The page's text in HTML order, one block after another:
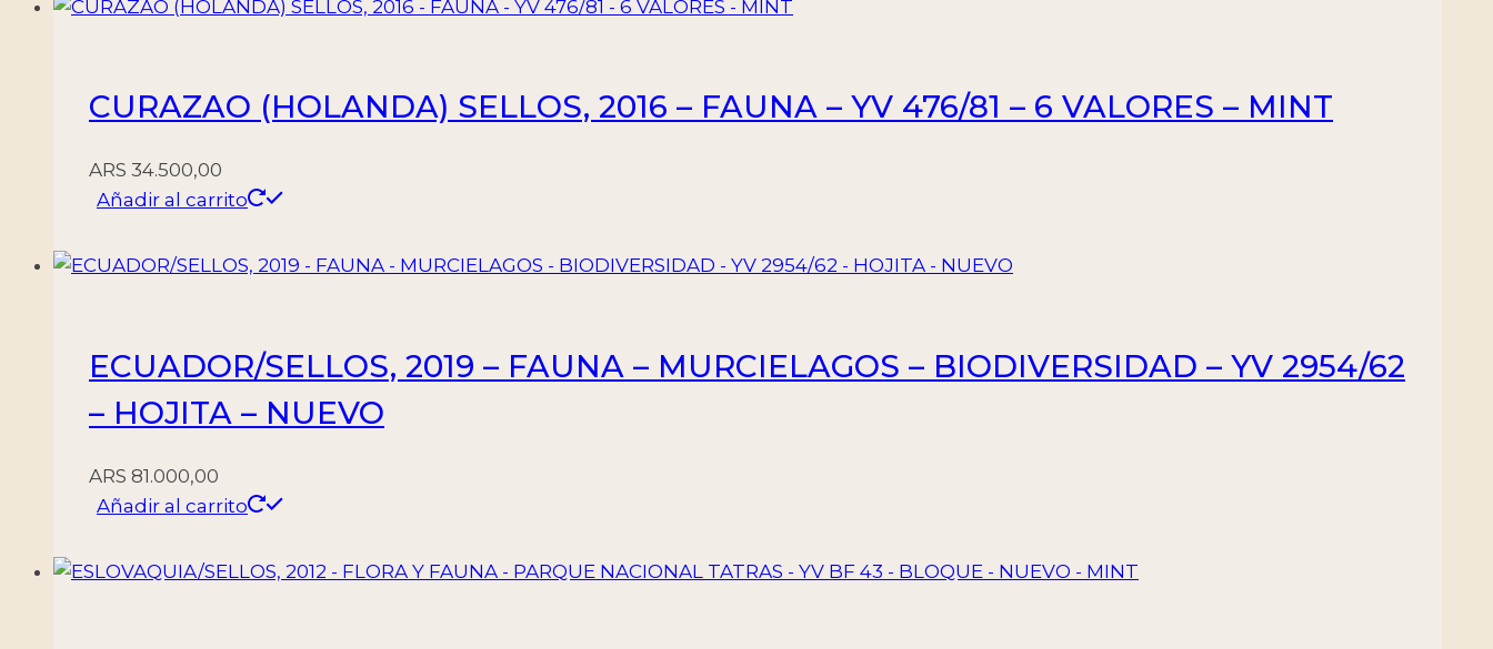
CURAZAO (HOLANDA) SELLOS, 2016 – FAUNA – YV 476/81 – 6 VALORES – MINT
ARS 34.500,00
Añadir al carrito
ECUADOR/SELLOS, 2019 – FAUNA – MURCIELAGOS – BIODIVERSIDAD – YV 2954/62
– HOJITA – NUEVO
ARS 81.000,00
Añadir al carrito